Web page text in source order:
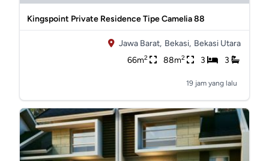
Kingspoint Private Residence Tipe Camelia 88
Jawa Barat, Bekasi, Bekasi Utara
66m2 88m2 3 3
19 jam yang lalu